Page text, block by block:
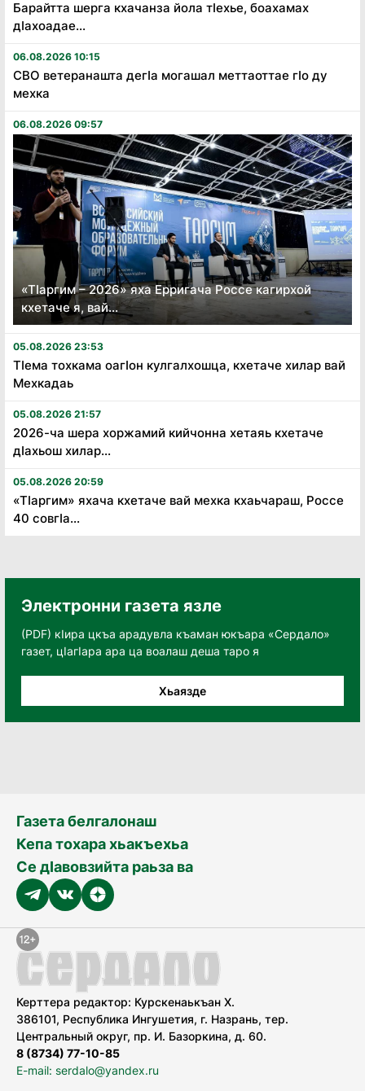
Барайтта шерга кхачанза йола тӏехье, боахамах
дӏахоадае...
06.08.2026 10:15
СВО ветеранашта дегӏа могашал меттаоттае гӏо ду
мехка
06.08.2026 09:57
«Тӏаргим – 2026» яха Ерригача Россе кагирхой
кхетаче я, вай...
05.08.2026 23:53
Тӏема тохкама оагӏон кулгалхошца, кхетаче хилар вай
Мехкадаь
05.08.2026 21:57
2026-ча шера хоржамий кийчонна хетаяь кхетаче
дӏахьош хилар...
05.08.2026 20:59
«Тӏаргим» яхача кхетаче вай мехка кхаьчараш, Россе
40 совгӏа...
Электронни газета язле
(PDF) кӀира цкъа арадувла къаман юкъара «Сердало»
газет, цӀагӀара ара ца воалаш деша таро я
Хьаязде
Газета белгалонаш
Кепа тохара хьакъехьа
Се дӀавовзийта раьза ва
Керттера редактор: Курскенаькъан Х.
386101, Республика Ингушетия, г. Назрань, тер.
Центральный округ, пр. И. Базоркина, д. 60.
8 (8734) 77-10-85
E-mail: serdalo@yandex.ru